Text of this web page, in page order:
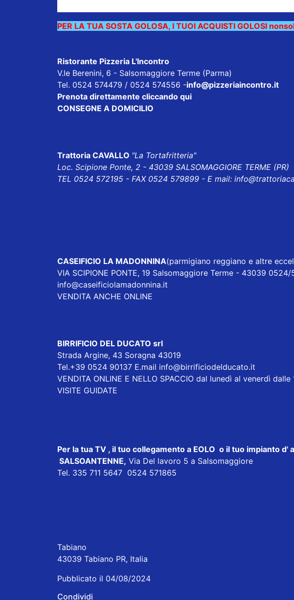
PER LA TUA SOSTA GOLOSA, I TUOI ACQUISTI GOLOSI
Ristorante Pizzeria L'Incontro
V.le Berenini, 6 - Salsomaggiore Terme (Parma)
Tel. 0524 574479 / 0524 574556 -info@pizzeriaincontro.it
Prenota direttamente cliccando qui
CONSEGNE A DOMICILIO
Trattoria CAVALLO "La Tortafritteria"
Loc. Scipione Ponte, 2 - 43039 SALSOMAGGIORE TERME (PR)
TEL 0524 572195 - FAX 0524 579899 - E mail:
CASEIFICIO LA MADONNINA(parmigiano reggiano e altre
VIA SCIPIONE PONTE, 19 Salsomaggiore Terme - 43039
info@caseificiolamadonnina.it
VENDITA ANCHE ONLINE
BIRRIFICIO DEL DUCATO srl
Strada Argine, 43 Soragna 43019
Tel.+39 0524 90137 E.mail info@birrificiodelducato.it
VENDITA ONLINE E NELLO SPACCIO dal lunedì al venerdì dalle
VISITE GUIDATE
Per la tua TV , il tuo collegamento a EOLO o il tuo impianto d'
SALSOANTENNE, Via Del lavoro 5 a Salsomaggiore
Tel. 335 711 5647 0524 571865
Tabiano
43039 Tabiano PR, Italia
Pubblicato il 04/08/2024
Condividi